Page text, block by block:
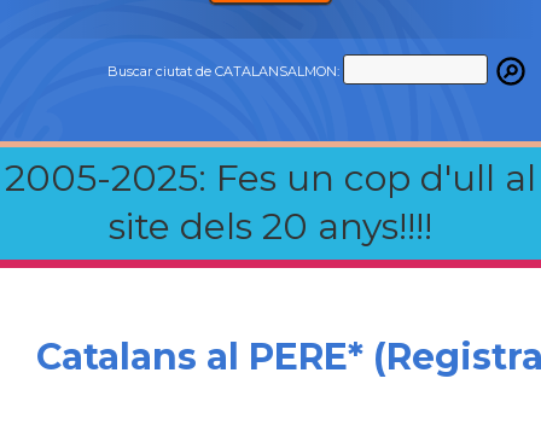
Buscar ciutat de CATALANSALMON:
2005-2025: Fes un cop d'ull al
site dels 20 anys!!!!
Catalans al PERE*